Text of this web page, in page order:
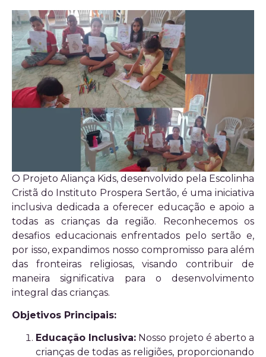
O Projeto Aliança Kids, desenvolvido pela Escolinha
Cristã do Instituto Prospera Sertão, é uma iniciativa
inclusiva dedicada a oferecer educação e apoio a
todas as crianças da região. Reconhecemos os
desafios educacionais enfrentados pelo sertão e,
por isso, expandimos nosso compromisso para além
das fronteiras religiosas, visando contribuir de
maneira significativa para o desenvolvimento
integral das crianças.
Objetivos Principais:
Educação Inclusiva: Nosso projeto é aberto a
crianças de todas as religiões, proporcionando